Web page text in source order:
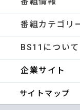
番組カテゴリ
BS11について
企業サイト
サイトマップ